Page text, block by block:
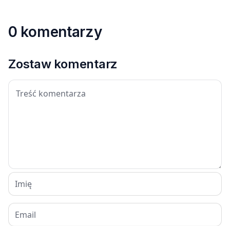
0 komentarzy
Zostaw komentarz